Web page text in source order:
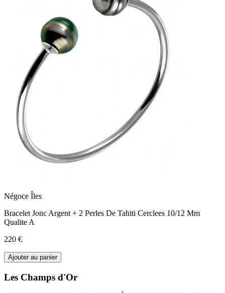
Négoce Îles
Bracelet Jonc Argent + 2 Perles De Tahiti Cerclees 10/12 Mm
Qualite A
220 €
Ajouter au panier
Les Champs d'Or